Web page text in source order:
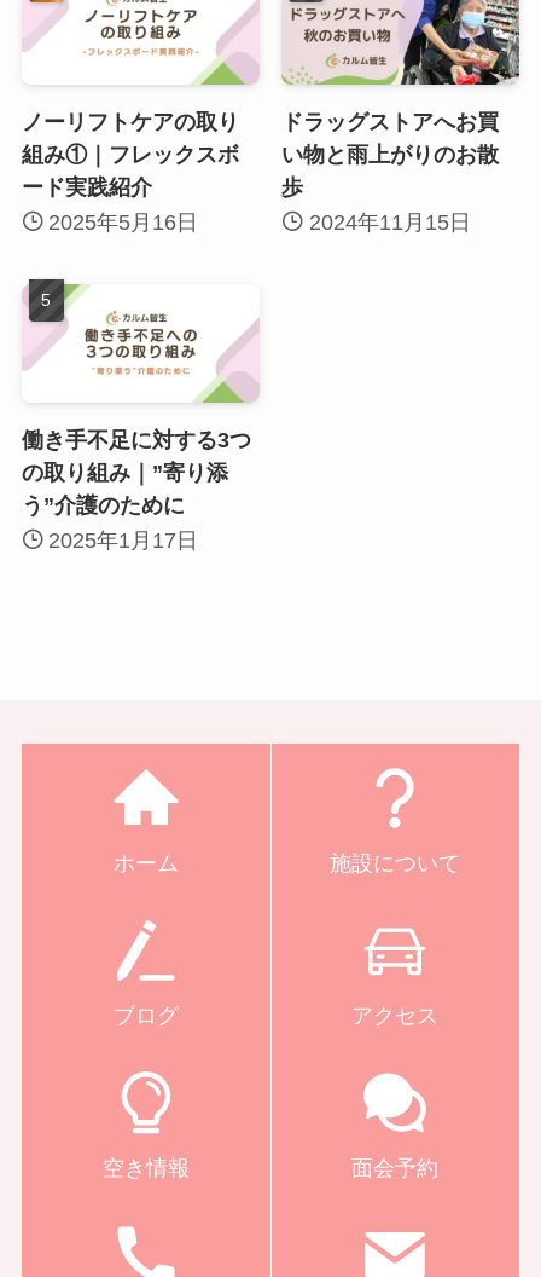
ノーリフトケアの取り
組み①｜フレックスボ
ード実践紹介
2025年5月16日
ドラッグストアへお買
い物と雨上がりのお散
歩
2024年11月15日
働き手不足に対する3つ
の取り組み｜”寄り添
う”介護のために
2025年1月17日
ホーム 施設について
ブログ アクセス
空き情報 面会予約